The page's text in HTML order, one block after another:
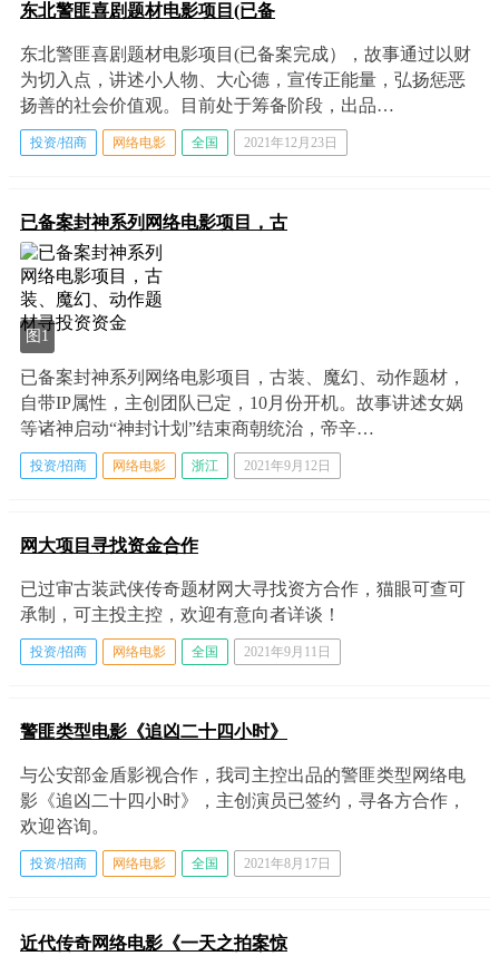
东北警匪喜剧题材电影项目(已备
东北警匪喜剧题材电影项目(已备案完成），故事通过以财
为切入点，讲述小人物、大心德，宣传正能量，弘扬惩恶
扬善的社会价值观。目前处于筹备阶段，出品…
投资/招商 网络电影 全国 2021年12月23日
已备案封神系列网络电影项目，古
图1
已备案封神系列网络电影项目，古装、魔幻、动作题材，
自带IP属性，主创团队已定，10月份开机。故事讲述女娲
等诸神启动“神封计划”结束商朝统治，帝辛…
投资/招商 网络电影 浙江 2021年9月12日
网大项目寻找资金合作
已过审古装武侠传奇题材网大寻找资方合作，猫眼可查可
承制，可主投主控，欢迎有意向者详谈！
投资/招商 网络电影 全国 2021年9月11日
警匪类型电影《追凶二十四小时》
与公安部金盾影视合作，我司主控出品的警匪类型网络电
影《追凶二十四小时》，主创演员已签约，寻各方合作，
欢迎咨询。
投资/招商 网络电影 全国 2021年8月17日
近代传奇网络电影《一天之拍案惊